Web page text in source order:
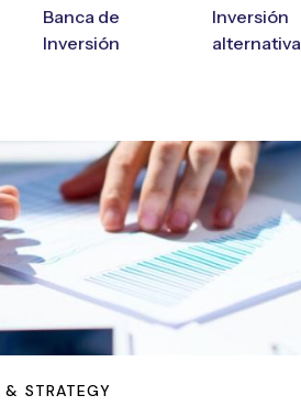
Banca de
Inversión
Inversión
alternativa
& STRATEGY